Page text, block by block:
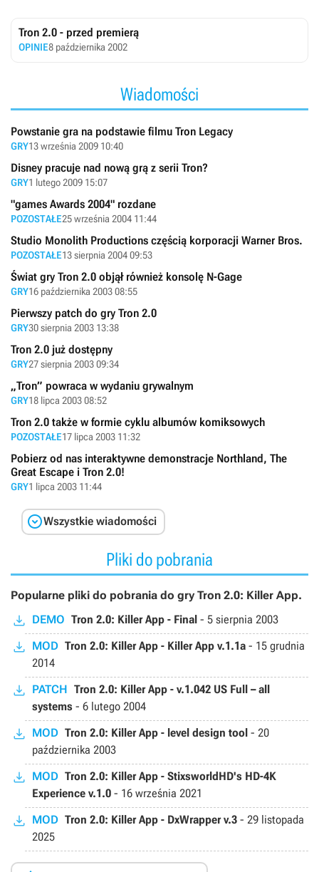
Tron 2.0 - przed premierą
OPINIE8 października 2002
Wiadomości
Powstanie gra na podstawie filmu Tron Legacy
GRY13 września 2009 10:40
Disney pracuje nad nową grą z serii Tron?
GRY1 lutego 2009 15:07
"games Awards 2004" rozdane
POZOSTAŁE25 września 2004 11:44
Studio Monolith Productions częścią korporacji Warner Bros.
POZOSTAŁE13 sierpnia 2004 09:53
Świat gry Tron 2.0 objął również konsolę N-Gage
GRY16 października 2003 08:55
Pierwszy patch do gry Tron 2.0
GRY30 sierpnia 2003 13:38
Tron 2.0 już dostępny
GRY27 sierpnia 2003 09:34
„Tron” powraca w wydaniu grywalnym
GRY18 lipca 2003 08:52
Tron 2.0 także w formie cyklu albumów komiksowych
POZOSTAŁE17 lipca 2003 11:32
Pobierz od nas interaktywne demonstracje Northland, The
Great Escape i Tron 2.0!
GRY1 lipca 2003 11:44
Wszystkie wiadomości
Pliki do pobrania
Popularne pliki do pobrania do gry Tron 2.0: Killer App.
DEMO Tron 2.0: Killer App - Final - 5 sierpnia 2003
MOD Tron 2.0: Killer App - Killer App v.1.1a - 15 grudnia
2014
PATCH Tron 2.0: Killer App - v.1.042 US Full – all
systems - 6 lutego 2004
MOD Tron 2.0: Killer App - level design tool - 20
października 2003
MOD Tron 2.0: Killer App - StixsworldHD's HD-4K
Experience v.1.0 - 16 września 2021
MOD Tron 2.0: Killer App - DxWrapper v.3 - 29 listopada
2025